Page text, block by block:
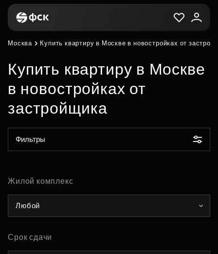
Москва Купить квартиру в Москве в новостройках от
Купить квартиру в Москве
в новостройках от
застройщика
Фильтры
Жилой комплекс
Любой
Срок сдачи